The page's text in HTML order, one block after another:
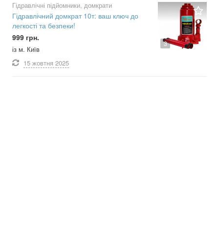
3
Гідравлічні підйомники, домкрати
Гідравлічний домкрат 10т: ваш ключ до
легкості та безпеки!
999 грн.
із м. Київ
15 жовтня 2025